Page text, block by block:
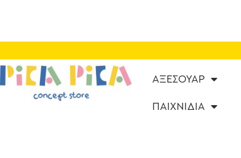
ΑΞΕΣΟΥΑΡ
ΠΑΙΧΝΙΔΙΑ